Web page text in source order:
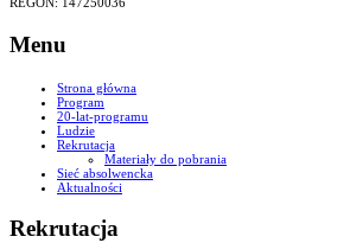
Menu
Strona główna
Program
20-lat-programu
Ludzie
Rekrutacja
Materiały do pobrania
Sieć absolwencka
Aktualności
Rekrutacja